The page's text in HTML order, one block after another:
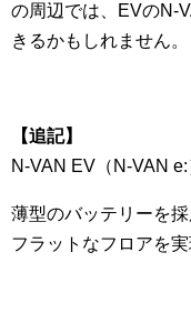
の周辺では、EVのN-
きるかもしれません。
【追記】
N-VAN EV（N-VAN
薄型のバッテリーを
フラットなフロアを実